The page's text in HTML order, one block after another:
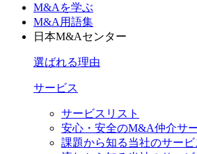
M&Aを学ぶ
M&A用語集
日本M&Aセンター
選ばれる理由
サービス
サービスリスト
安心・安全のM&A仲介サ
課題から知る当社のサービ